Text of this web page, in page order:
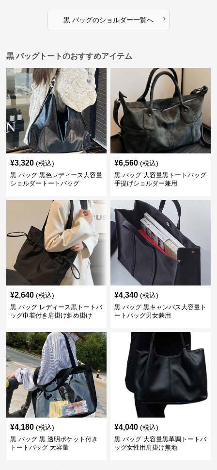
黒 バッグのショルダー一覧へ ›
黒 バッグトートのおすすめアイテム
¥3,320 (税込)
黒 バッグ 黒色レディース大容量
ショルダートートバッグ
¥6,560 (税込)
黒 バッグ 大容量黒トートバッグ
手提げショルダー兼用
¥2,640 (税込)
黒 バッグ レディース黒トートバ
ッグ巾着付き肩掛け斜め掛け
¥4,340 (税込)
黒 バッグ 黒キャンバス大容量ト
ートバッグ男女兼用
¥4,180 (税込)
黒 バッグ 黒 透明ポケット付き
トートバッグ 大容量
¥4,040 (税込)
黒 バッグ 大容量黒革調トートバ
ッグ女性用肩掛け無地